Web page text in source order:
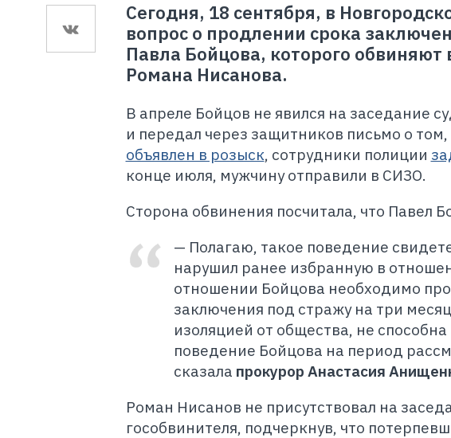
Сегодня, 18 сентября, в
вопрос о продлении срока
Павла Бойцова, которого обвиняют
Романа Нисанова.
В апреле Бойцов не явился на заседание
и передал через защитников письмо о
объявлен в розыск, сотрудники полиции
конце июля, мужчину отправили в СИЗО.
Сторона обвинения посчитала, что Павел
— Полагаю, такое поведение
нарушил ранее избранную в
отношении Бойцова необходимо
заключения под стражу на три
изоляцией от общества, не
поведение Бойцова на период
сказала прокурор Анастасия
Роман Нисанов не присутствовал на
гособвинителя, подчеркнув, что